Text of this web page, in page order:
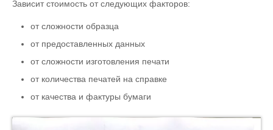
Зависит стоимость от следующих факторов:
от сложности образца
от предоставленных данных
от сложности изготовления печати
от количества печатей на справке
от качества и фактуры бумаги